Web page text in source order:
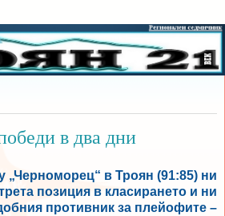
в два дни
„Черноморец“ в Троян (91:85) ни
позиция в класирането и ни
противник за плейофите –